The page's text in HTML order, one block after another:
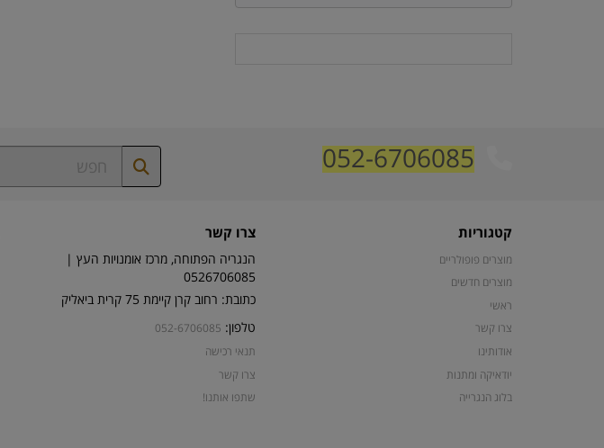
052-6706085
קטגוריות
מוצרים פופולריים
מוצרים חדשים
ראשי
צרו קשר
אודותינו
יודאיקה ומתנות
בלוג הנגרייה
צרו קשר
הנגריה הפתוחה, מרכז אומנויות העץ |
0526706085
כתובת: רחוב קרן קיימת 75 קרית ביאליק
טלפון: 052-6706085
תנאי רכישה
צרו קשר
שתפו אותנו!